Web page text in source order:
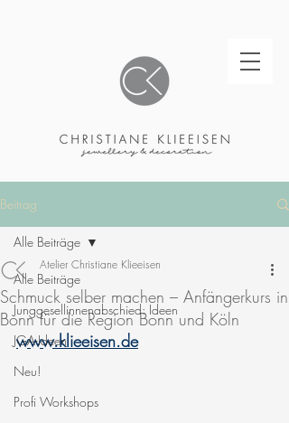
Beitrag
Alle Beiträge
Junggesellinnenabschied: Ideen
JGA-Ideen
Neu!
Profi Workshops
Alle Beiträge
Schmuck selber machen – Anfängerkurs in
Bonn für die Region Bonn und Köln
Atelier Christiane Klieeisen
www.klieeisen.de